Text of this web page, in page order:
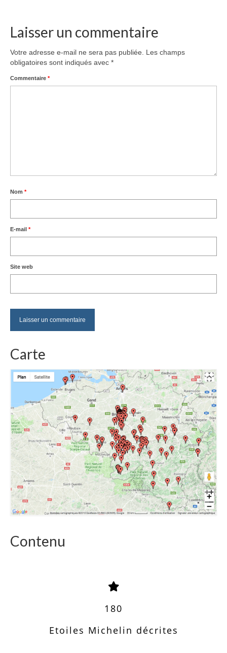
Laisser un commentaire
Votre adresse e-mail ne sera pas publiée.
Les champs
obligatoires sont indiqués avec *
Commentaire *
Nom *
E-mail *
Site web
Carte
Contenu
180
Etoiles Michelin décrites